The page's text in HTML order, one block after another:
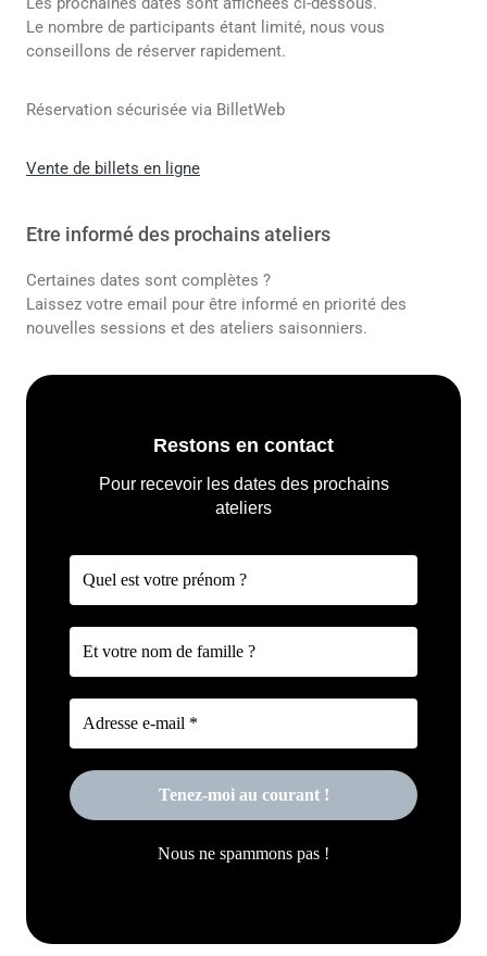
Le nombre de participants étant limité, nous vous
conseillons de réserver rapidement.
Réservation sécurisée via BilletWeb
Vente de billets en ligne
Etre informé des prochains ateliers
Certaines dates sont complètes ?
Laissez votre email pour être informé en priorité des
nouvelles sessions et des ateliers saisonniers.
Restons en contact
Pour recevoir les dates des prochains
ateliers
Nous ne spammons pas !